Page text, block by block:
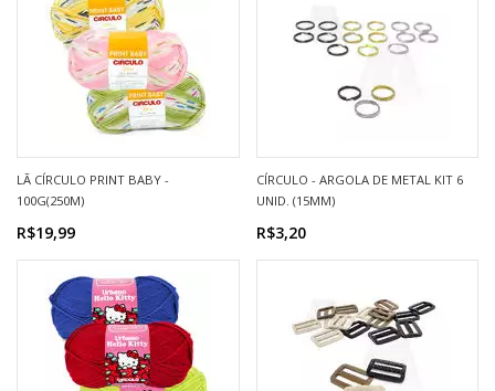
LÃ CÍRCULO PRINT BABY -
100G(250M)
R$19,99
CÍRCULO - ARGOLA DE METAL KIT 6
UNID. (15MM)
R$3,20